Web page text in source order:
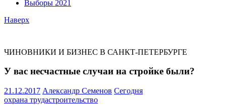
Выборы 2021
Наверх
ЧИНОВНИКИ И БИЗНЕС В САНКТ-ПЕТЕРБУРГЕ
У вас несчастные случаи на стройке были?
21.12.2017 Александр Семенов Сегодня
охрана трудастроительство